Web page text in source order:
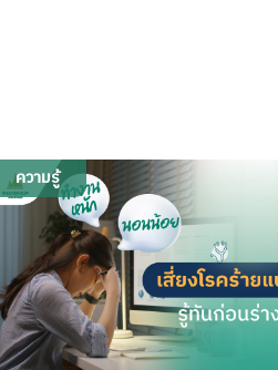
ความรู้